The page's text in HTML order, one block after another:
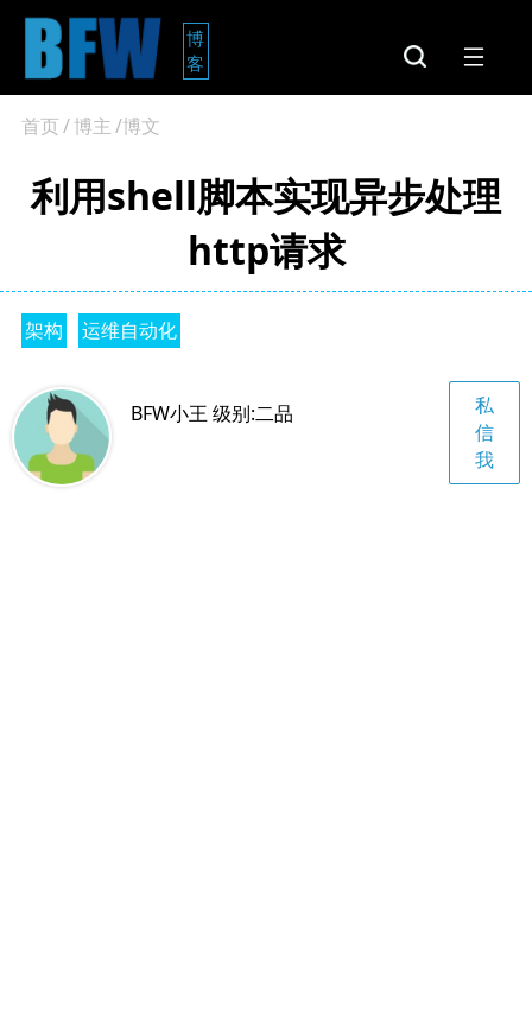
博
客
首页/博主/博文
利用shell脚本实现异步处理
http请求
架构 运维自动化
BFW小王 级别:二品
私
信
我